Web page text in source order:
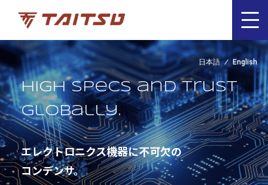
日本語 English
High specs and trust
globally.
エレクトロニクス機器に不可欠の
コンデンサ。